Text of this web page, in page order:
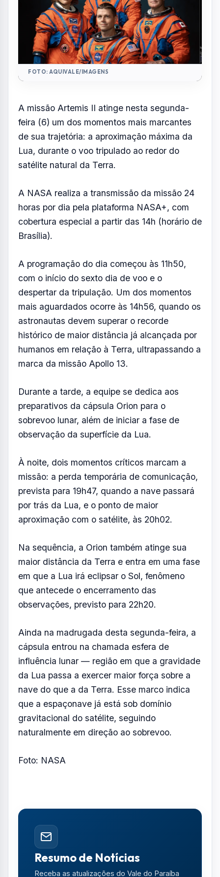
FOTO: AQUIVALE/IMAGENS
A missão Artemis II atinge nesta segunda-
feira (6) um dos momentos mais marcantes
de sua trajetória: a aproximação máxima da
Lua, durante o voo tripulado ao redor do
satélite natural da Terra.
A NASA realiza a transmissão da missão 24
horas por dia pela plataforma NASA+, com
cobertura especial a partir das 14h (horário de
Brasília).
A programação do dia começou às 11h50,
com o início do sexto dia de voo e o
despertar da tripulação. Um dos momentos
mais aguardados ocorre às 14h56, quando os
astronautas devem superar o recorde
histórico de maior distância já alcançada por
humanos em relação à Terra, ultrapassando a
marca da missão Apollo 13.
Durante a tarde, a equipe se dedica aos
preparativos da cápsula Orion para o
sobrevoo lunar, além de iniciar a fase de
observação da superfície da Lua.
À noite, dois momentos críticos marcam a
missão: a perda temporária de comunicação,
prevista para 19h47, quando a nave passará
por trás da Lua, e o ponto de maior
aproximação com o satélite, às 20h02.
Na sequência, a Orion também atinge sua
maior distância da Terra e entra em uma fase
em que a Lua irá eclipsar o Sol, fenômeno
que antecede o encerramento das
observações, previsto para 22h20.
Ainda na madrugada desta segunda-feira, a
cápsula entrou na chamada esfera de
influência lunar — região em que a gravidade
da Lua passa a exercer maior força sobre a
nave do que a da Terra. Esse marco indica
que a espaçonave já está sob domínio
gravitacional do satélite, seguindo
naturalmente em direção ao sobrevoo.
Foto: NASA
Resumo de Notícias
Receba as atualizações do Vale do Paraíba